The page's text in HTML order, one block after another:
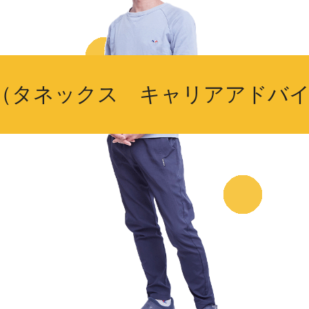
ネックス キャリアアドバ